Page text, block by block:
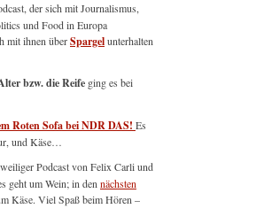
der sich mit Journalismus,
und Food in Europa
mit ihnen überSpargelunterhalten
bzw. die Reife ging es bei
Roten Sofa bei NDR DAS! Es
und Käse…
Podcast von Felix Carli und
geht um Wein; in den nächsten
Käse. Viel Spaß beim Hören –